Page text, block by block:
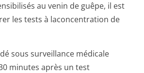
au venin de guêpe, il est
les tests à laconcentration de
sous surveillance médicale
minutes après un test